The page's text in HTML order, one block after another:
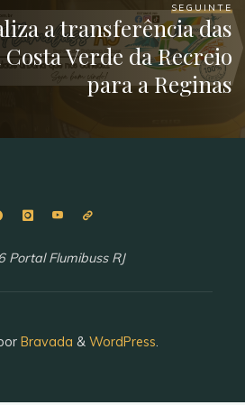
SEGUINTE
a transferência das
Verde da Recreio
para a Reginas
Portal Flumibuss RJ
Bravada & WordPress.